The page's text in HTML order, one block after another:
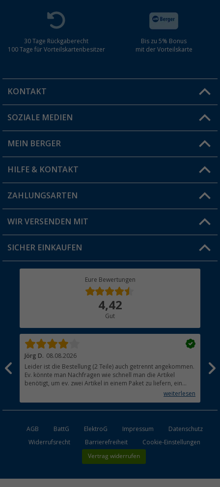
30 Tage Rückgaberecht
100 Tage für Vorteilskartenbesitzer
Bis zu 5% Bonus
mit der Vorteilskarte
KONTAKT
Du hast eine Frage?
Filiale finden
SOZIALE MEDIEN
MEIN BERGER
Vorteilskarte
Blog
Jobs & Karriere
HILFE & KONTAKT
FAQ & Kontakt
Versandinformationen
Rücksendung
ZAHLUNGSARTEN
WIR VERSENDEN MIT
SICHER EINKAUFEN
Eure Bewertungen
4,42
Gut
Jörg D. 08.08.2026
Leider ist die Bestellung (2 Teile) auch getrennt angekommen.
Ev. könnte man Nachfragen wie schnell man die Artikel
benötigt, um ev. zwei Artikel in einem Paket zu liefern, ein
weiterlesen
Ich
AGB BattG ElektroG Impressum
Datenschutz
Widerrufsrecht
Barrierefreiheit Cookie-Einstellungen
Vertrag widerrufen